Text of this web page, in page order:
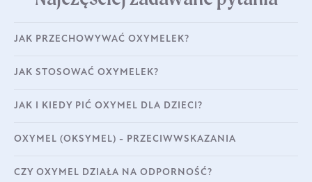
JAK PRZECHOWYWAĆ OXYMELEK?
JAK STOSOWAĆ OXYMELEK?
JAK I KIEDY PIĆ OXYMEL DLA DZIECI?
OXYMEL (OKSYMEL) - PRZECIWWSKAZANIA
CZY OXYMEL DZIAŁA NA ODPORNOŚĆ?